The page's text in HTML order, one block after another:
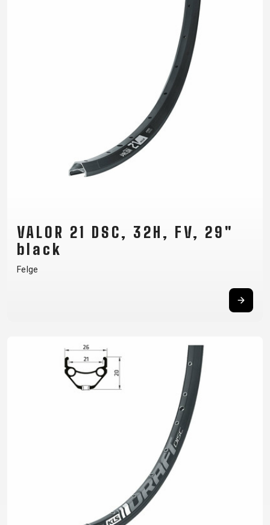
VALOR 21 DSC, 32H, FV, 29"
black
Felge